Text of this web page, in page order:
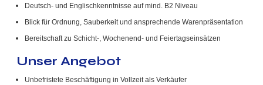
Deutsch- und Englischkenntnisse auf mind. B2 Niveau
Blick für Ordnung, Sauberkeit und ansprechende Warenpräsentation
Bereitschaft zu Schicht-, Wochenend- und Feiertagseinsätzen
Unser Angebot
Unbefristete Beschäftigung in Vollzeit als Verkäufer